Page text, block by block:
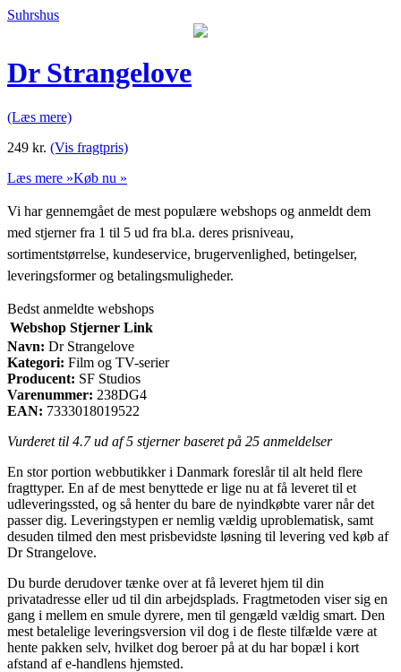
Suhrshus
Dr Strangelove
(Læs mere)
249 kr. (Vis fragtpris)
Læs mere »Køb nu »
Vi har gennemgået de mest populære webshops og anmeldt dem
med stjerner fra 1 til 5 ud fra bl.a. deres prisniveau,
sortimentstørrelse, kundeservice, brugervenlighed, betingelser,
leveringsformer og betalingsmuligheder.
Bedst anmeldte webshops
Webshop Stjerner Link
Navn: Dr Strangelove
Kategori: Film og TV-serier
Producent: SF Studios
Varenummer: 238DG4
EAN: 7333018019522
Vurderet til 4.7ud af 5 stjerner baseret på 25 anmeldelser
En stor portion webbutikker i Danmark foreslår til alt held flere
fragttyper. En af de mest benyttede er lige nu at få leveret til et
udleveringssted, og så henter du bare de nyindkøbte varer når det
passer dig. Leveringstypen er nemlig vældig uproblematisk, samt
desuden tilmed den mest prisbevidste løsning til levering ved køb af
Dr Strangelove.
Du burde derudover tænke over at få leveret hjem til din
privatadresse eller ud til din arbejdsplads. Fragtmetoden viser sig en
gang i mellem en smule dyrere, men til gengæld vældig smart. Den
mest betalelige leveringsversion vil dog i de fleste tilfælde være at
hente pakken selv, hvilket dog beroer på at du har bopæl i kort
afstand af e-handlens hjemsted.